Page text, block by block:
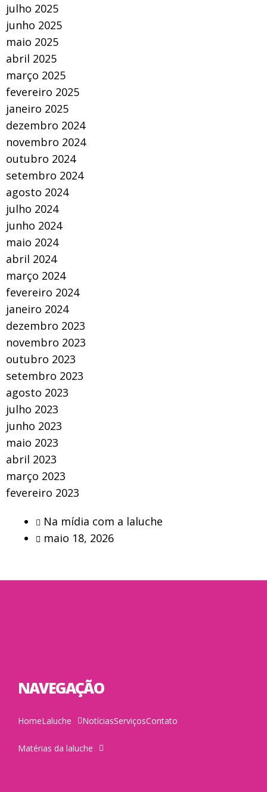
julho 2025
junho 2025
maio 2025
abril 2025
março 2025
fevereiro 2025
janeiro 2025
dezembro 2024
novembro 2024
outubro 2024
setembro 2024
agosto 2024
julho 2024
junho 2024
maio 2024
abril 2024
março 2024
fevereiro 2024
janeiro 2024
dezembro 2023
novembro 2023
outubro 2023
setembro 2023
agosto 2023
julho 2023
junho 2023
maio 2023
abril 2023
março 2023
fevereiro 2023
Na mídia com a laluche
maio 18, 2026
NAVEGAÇÃO
HomeLaluche NotíciasServiçosContato
Matérias da laluche